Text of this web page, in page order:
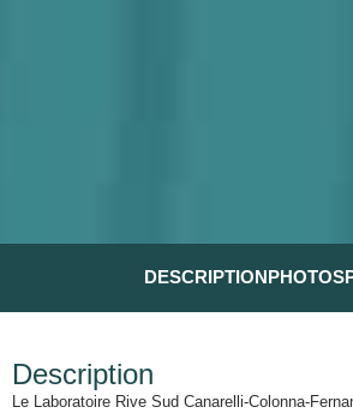
DESCRIPTIONPHOTOS
Description
Le Laboratoire Rive Sud Canarelli-Colonna-